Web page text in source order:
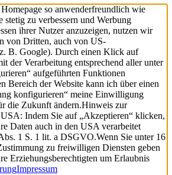
so anwenderfreundlich wie
stetig zu verbessern und Werbung
ihrer Nutzer anzuzeigen, nutzen wir
von Dritten, auch von US-
B. Google). Durch einen Klick auf
der Verarbeitung entsprechend aller unter
aufgeführten Funktionen
Bereich der Website kann ich über einen
konfigurieren“ meine Einwilligung
die Zukunft ändern.Hinweis zur
Indem Sie auf „Akzeptieren“ klicken,
Daten auch in den USA verarbeitet
1 S. 1 lit. a DSGVO.Wenn Sie unter 16
zu freiwilligen Diensten geben
Erziehungsberechtigten um Erlaubnis
Impressum